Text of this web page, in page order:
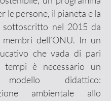
le persone, il pianeta e la
sottoscritto nel 2015 da
membri dell’ONU. In un
che vada di pari
tempi è necessario un
didattico:
ambientale allo